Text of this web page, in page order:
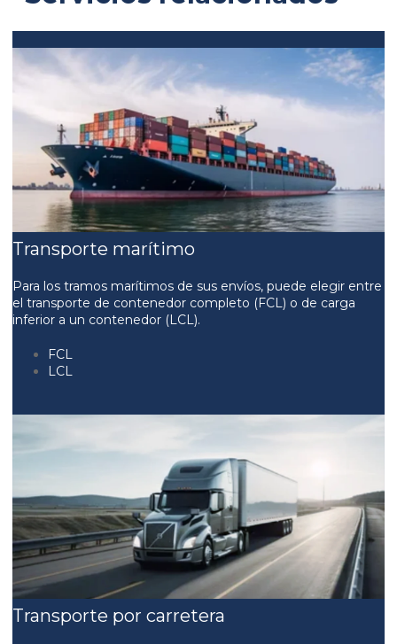
Transporte marítimo
Para los tramos marítimos de sus envíos, puede elegir entre
el transporte de contenedor completo (FCL) o de carga
inferior a un contenedor (LCL).
FCL
LCL
Transporte por carretera